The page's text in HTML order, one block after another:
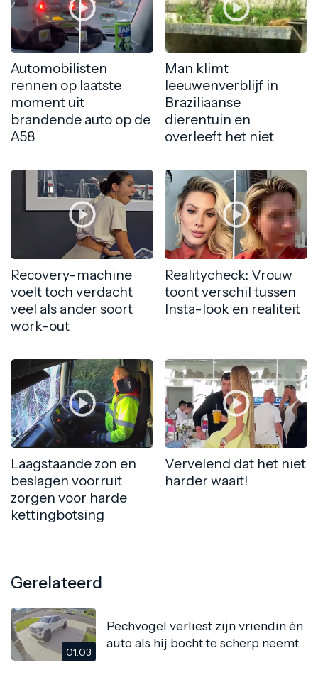
Automobilisten
rennen op laatste
moment uit
brandende auto op de
A58
Man klimt
leeuwenverblijf in
Braziliaanse
dierentuin en
overleeft het niet
Recovery-machine
voelt toch verdacht
veel als ander soort
work-out
Realitycheck: Vrouw
toont verschil tussen
Insta-look en realiteit
Laagstaande zon en
beslagen voorruit
zorgen voor harde
kettingbotsing
Vervelend dat het niet
harder waait!
Gerelateerd
01:03
Pechvogel verliest zijn vriendin én
auto als hij bocht te scherp neemt